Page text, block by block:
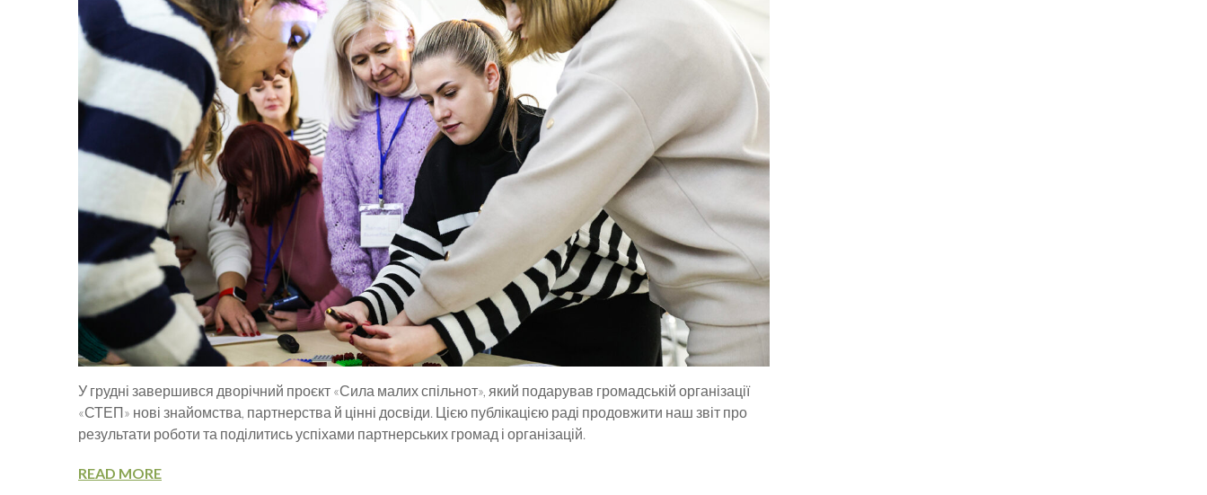
У грудні завершився дворічний проєкт «Сила малих спільнот», який подарував громадській організації
«СТЕП» нові знайомства, партнерства й цінні досвіди. Цією публікацією раді продовжити наш звіт про
результати роботи та поділитись успіхами партнерських громад і організацій.
READ MORE